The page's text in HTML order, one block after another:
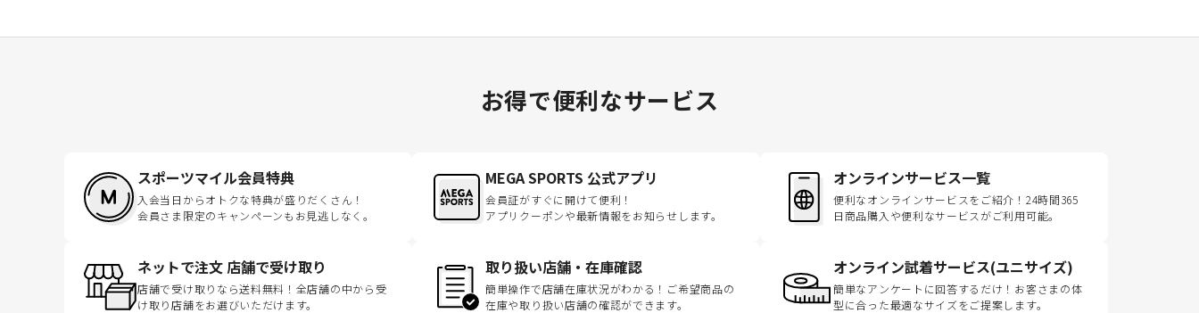
お得で便利なサービス
スポーツマイル会員特典
入会当日からオトクな特典が盛りだくさん！
会員さま限定のキャンペーンもお見逃しなく。
MEGA SPORTS 公式アプリ
会員証がすぐに開けて便利！
アプリクーポンや最新情報をお知らせします。
オンラインサービス一覧
便利なオンラインサービスをご紹介！24時間365
日商品購入や便利なサービスがご利用可能。
ネットで注文 店舗で受け取り
店舗で受け取りなら送料無料！全店舗の中から受
け取り店舗をお選びいただけます。
取り扱い店舗・在庫確認
簡単操作で店舗在庫状況がわかる！ご希望商品の
在庫や取り扱い店舗の確認ができます。
オンライン試着サービス(ユニサイズ)
簡単なアンケートに回答するだけ！お客さまの体
型に合った最適なサイズをご提案します。